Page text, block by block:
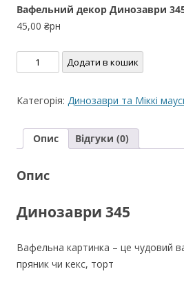
Вафельний декор Динозаври
45,00 ₴рн
Вафельний
декор
345
Додати в кошик
Категорія: Динозаври та Міккі
Опис Відгуки (0)
Опис
Динозаври 345
Вафельна картинка – це чудовий
пряник чи кекс, торт